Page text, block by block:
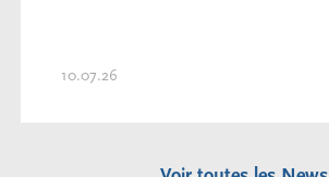
10.07.26